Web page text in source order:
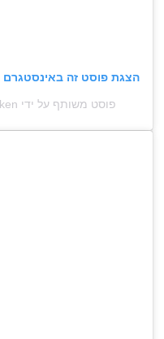
הצגת פוסט זה באינסטגרם
פוסט משותף על ידי ‏‎Ida Solbakken‎‏ (@‏‎ida_solbakken‎‏)